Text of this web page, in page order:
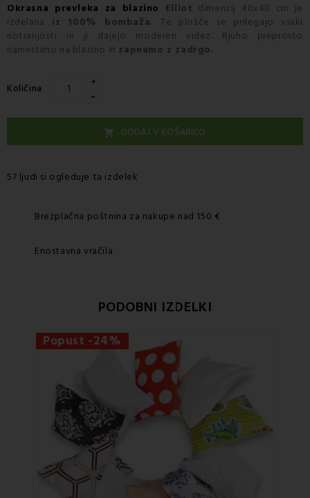
Okrasna prevleka za blazino Elliot dimenzij 40x40 cm je
izdelana iz 100% bombaža. Te plošče se prilegajo vsaki
notranjosti in ji dajejo moderen videz. Rjuho preprosto
namestimo na blazino in zapnemo z zadrgo.
Količina +
-
 DODAJ V KOŠARICO
57 ljudi si ogleduje ta izdelek
Brezplačna poštnina za nakupe nad 150 €
Enostavna vračila
PODOBNI IZDELKI
Popust -24%